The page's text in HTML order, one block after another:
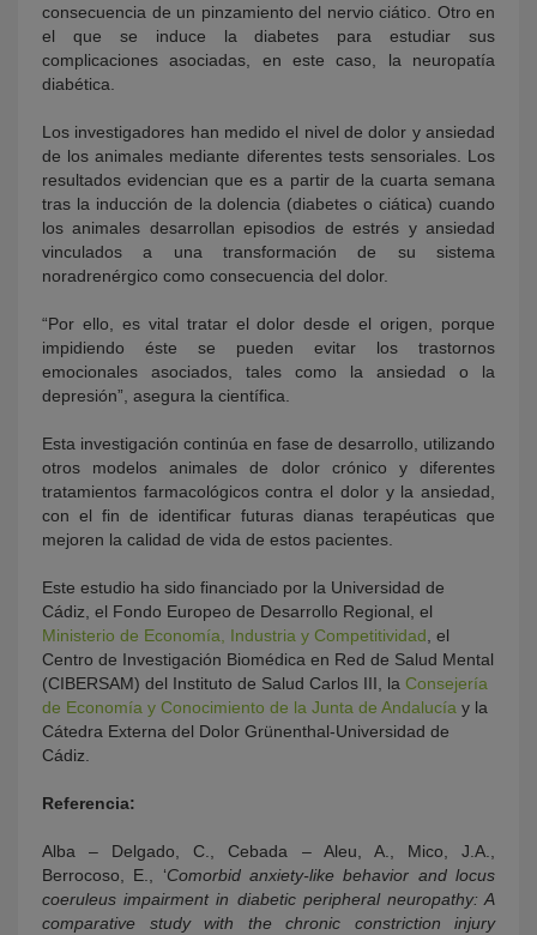
consecuencia de un pinzamiento del nervio ciático. Otro en
el que se induce la diabetes para estudiar sus
complicaciones asociadas, en este caso, la neuropatía
diabética.
Los investigadores han medido el nivel de dolor y ansiedad
de los animales mediante diferentes tests sensoriales. Los
resultados evidencian que es a partir de la cuarta semana
tras la inducción de la dolencia (diabetes o ciática) cuando
los animales desarrollan episodios de estrés y ansiedad
vinculados a una transformación de su sistema
noradrenérgico como consecuencia del dolor.
“Por ello, es vital tratar el dolor desde el origen, porque
impidiendo éste se pueden evitar los trastornos
emocionales asociados, tales como la ansiedad o la
depresión”, asegura la científica.
Esta investigación continúa en fase de desarrollo, utilizando
otros modelos animales de dolor crónico y diferentes
tratamientos farmacológicos contra el dolor y la ansiedad,
con el fin de identificar futuras dianas terapéuticas que
mejoren la calidad de vida de estos pacientes.
Este estudio ha sido financiado por la Universidad de
Cádiz, el Fondo Europeo de Desarrollo Regional, el
Ministerio de Economía, Industria y Competitividad , el
Centro de Investigación Biomédica en Red de Salud Mental
(CIBERSAM) del Instituto de Salud Carlos III, la Consejería
de Economía y Conocimiento de la Junta de Andalucía y la
Cátedra Externa del Dolor Grünenthal-Universidad de
Cádiz.
Referencia:
Alba – Delgado, C., Cebada – Aleu, A., Mico, J.A.,
Berrocoso, E., ‘Comorbid anxiety-like behavior and locus
coeruleus impairment in diabetic peripheral neuropathy: A
comparative study with the chronic constriction injury